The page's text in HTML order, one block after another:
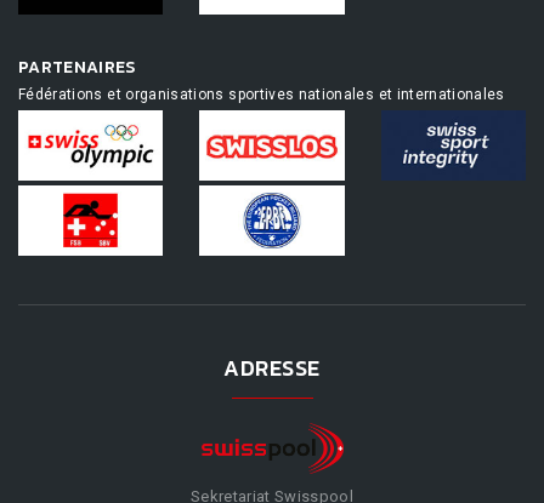
PARTENAIRES
Fédérations et organisations sportives nationales et internationales
ADRESSE
Sekretariat Swisspool